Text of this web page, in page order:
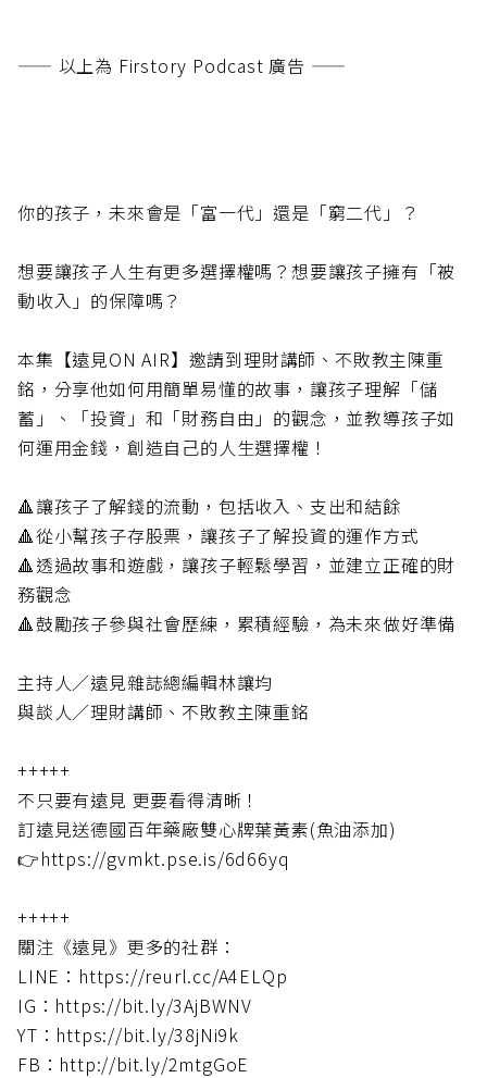
—— 以上為 Firstory Podcast 廣告 ——
你的孩子，未來會是「富一代」還是「窮二代」？
想要讓孩子人生有更多選擇權嗎？想要讓孩子擁有「被
動收入」的保障嗎？
本集【遠見ON AIR】邀請到理財講師、不敗教主陳重
銘，分享他如何用簡單易懂的故事，讓孩子理解「儲
蓄」、「投資」和「財務自由」的觀念，並教導孩子如
何運用金錢，創造自己的人生選擇權！
🔺讓孩子了解錢的流動，包括收入、支出和結餘
🔺從小幫孩子存股票，讓孩子了解投資的運作方式
🔺透過故事和遊戲，讓孩子輕鬆學習，並建立正確的財
務觀念
🔺鼓勵孩子參與社會歷練，累積經驗，為未來做好準備
主持人／遠見雜誌總編輯林讓均
與談人／理財講師、不敗教主陳重銘
+++++
不只要有遠見 更要看得清晰！
訂遠見送德國百年藥廠雙心牌葉黃素(魚油添加)
👉https://gvmkt.pse.is/6d66yq
+++++
關注《遠見》更多的社群：
LINE：https://reurl.cc/A4ELQp
IG：https://bit.ly/3AjBWNV
YT：https://bit.ly/38jNi9k
FB：http://bit.ly/2mtgGoE